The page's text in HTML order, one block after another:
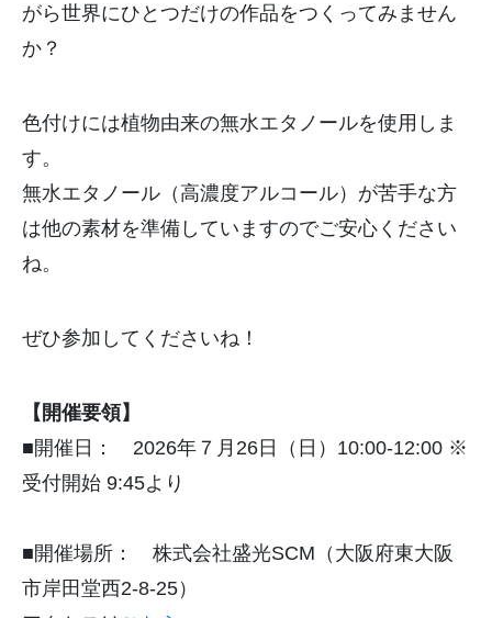
がら世界にひとつだけの作品をつくってみません
か？
色付けには植物由来の無水エタノールを使用しま
す。
無水エタノール（高濃度アルコール） が苦手な方
は他の素材を準備していますのでご安心ください
ね。
ぜひ参加してくださいね！
【開催要領】
■開催日： 2026年７月 26日（日） 10:00-12:00 ※
受付開始 9:45より
■開催場所： 株式会社盛光SCM （大阪府東大阪
市岸田堂西2-8-25）